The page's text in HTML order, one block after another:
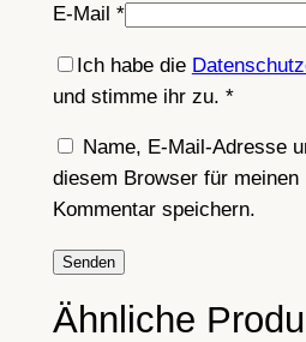
E-Mail *
Ich habe die
und stimme ihr zu. *
Name, E-Mail-Adresse
diesem Browser für meinen
Kommentar speichern.
Ähnliche